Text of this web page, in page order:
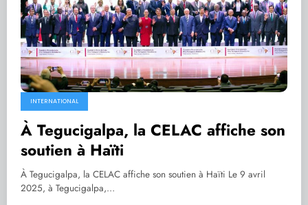
INTERNATIONAL
À Tegucigalpa, la CELAC affiche son
soutien à Haïti
À Tegucigalpa, la CELAC affiche son soutien à Haïti Le 9 avril
2025, à Tegucigalpa,…